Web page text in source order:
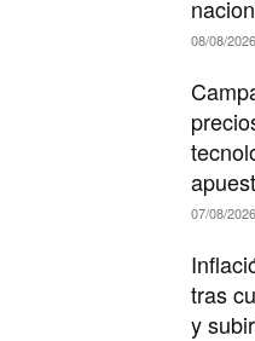
08/08/2026
07/08/2026
tras
y